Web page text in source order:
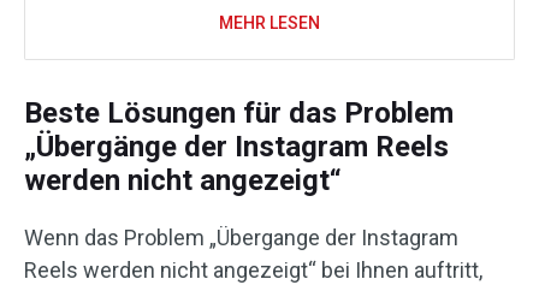
MEHR LESEN
Beste Lösungen für das Problem
„Übergänge der Instagram Reels
werden nicht angezeigt“
Wenn das Problem „Übergange der Instagram
Reels werden nicht angezeigt“ bei Ihnen auftritt,